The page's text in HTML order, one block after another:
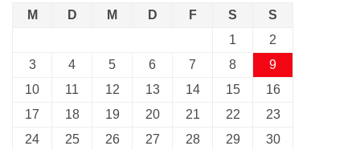
M D M D F S
S
1
2
3
4 5 6 7 8
9
10
11 12 13 14 15
16
17
18 19 20 21 22
23
24
25 26 27 28 29
30